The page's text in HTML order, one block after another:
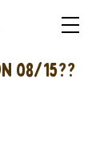
08/15??